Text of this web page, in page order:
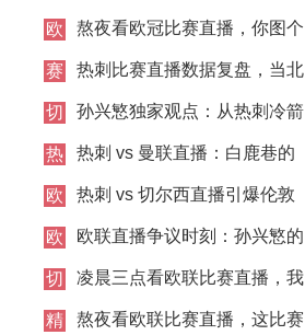
集
热刺的欧战双面镜
欧
直
熬夜看欧冠比赛直播，你图个
啥？就图这该死的戏剧性！
赛
前
热刺比赛直播数据复盘，当北
伦敦德比变成老友记
切
西
阵
孙兴慜独家观点：从热刺冷箭
到切尔西克星，亚洲一哥的战
术进化论
热
对
热刺 vs 曼联直播：白鹿巷的
闪电与老特拉福德的迷雾，谁
撕开夜幕？
欧
直
热刺 vs 切尔西直播引爆伦敦
德比，波斯特科格卢22分钟自
毁长城
欧
直
欧联直播争议时刻：孙兴慜的
点球，热刺的痛，切尔西的局
切
西
凌晨三点看欧联比赛直播，我
见证了这支球队的蜕变
精
熬夜看欧联比赛直播，这比赛